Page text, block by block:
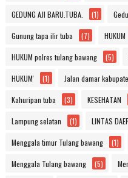
GEDUNG AJI BARU.TUBA. (1)
Gunung tapa ilir tuba (7) HUKUM
HUKUM polres tulang bawang (5)
HUKUM' (1) Jalan damar
Kahuripan tuba (3) KESEHATAN
Lampung selatan (1) LINTAS
Menggala timur Tulang bawang (1)
Menggala Tulang bawang (5)